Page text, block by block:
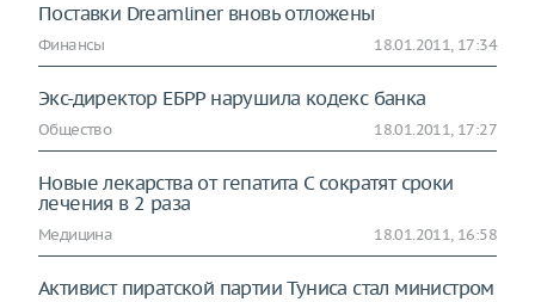
Поставки Dreamliner вновь отложены
Финансы 18.01.2011, 17:34
Экс-директор ЕБРР нарушила кодекс банка
Общество 18.01.2011, 17:27
Новые лекарства от гепатита C сократят сроки
лечения в 2 раза
Медицина 18.01.2011, 16:58
Активист пиратской партии Туниса стал министром